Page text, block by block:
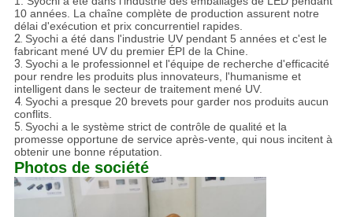
10 années. La chaîne complète de production assurent notre
délai d'exécution et prix concurrentiel rapides.
2. Syochi a été dans l'industrie UV pendant 5 années et c'est le
fabricant mené UV du premier ÉPI de la Chine.
3. Syochi a le professionnel et l'équipe de recherche d'efficacité
pour rendre les produits plus innovateurs, l'humanisme et
intelligent dans le secteur de traitement mené UV.
4. Syochi a presque 20 brevets pour garder nos produits aucun
conflits.
5. Syochi a le système strict de contrôle de qualité et la
promesse opportune de service après-vente, qui nous incitent à
obtenir une bonne réputation.
Photos de société